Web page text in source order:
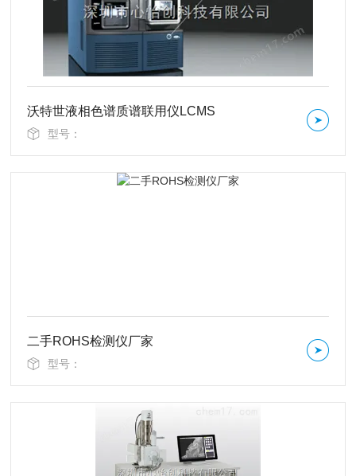
沃特世液相色谱质谱联用仪LCMS
型号：
二手ROHS检测仪厂家
型号：